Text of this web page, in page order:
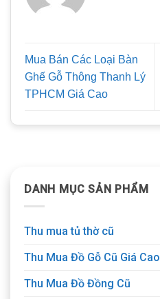
DANH MỤC SẢN PHẨM
Thu mua tủ thờ cũ
Thu Mua Đồ Gỗ Cũ Giá Cao
Thu Mua Đồ Đồng Cũ
Mua Bán Các Loại Bàn
Ghế Gỗ Thông Thanh Lý
TPHCM Giá Cao